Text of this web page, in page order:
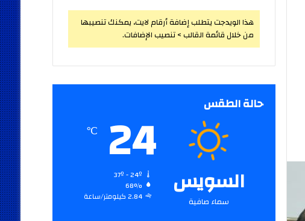
هذا الويدجت يتطلب إضافة أرقام لايت، يمكنك تنصيبها
من خلال قائمة القالب > تنصيب الإضافات.
حالة الطقس
السويس
سماء صافية
24
℃
68%
2.84 كيلومتر/ساعة